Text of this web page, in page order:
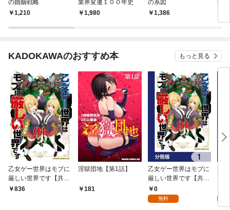
の婚姻戦略
1,210
業界変遷１００年史
1,980
の系図
1,386
井
KADOKAWAのおすすめ本 もっと見る
乙女ゲー世界はモブに
厳しい世界です【共和
国編】 ０１
836
淫獄団地【第1話】
181
乙女ゲー世界はモブに
厳しい世界です【共和
国編】【分冊版】 1
0
無料
私
を
版